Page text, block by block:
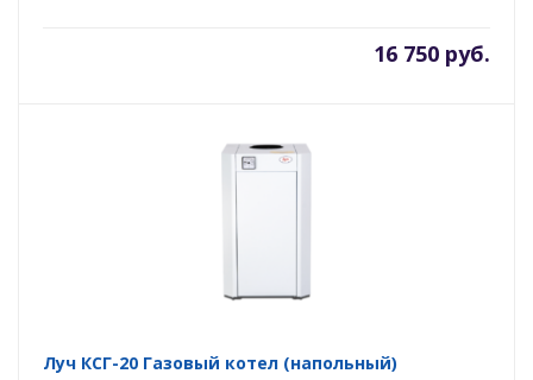
16 750 руб.
Луч КСГ-20 Газовый котел (напольный)